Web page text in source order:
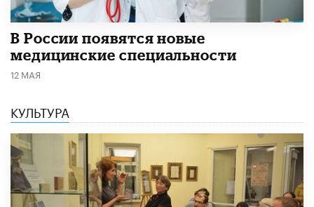
В России появятся новые
медицинские специальности
12 МАЯ
КУЛЬТУРА